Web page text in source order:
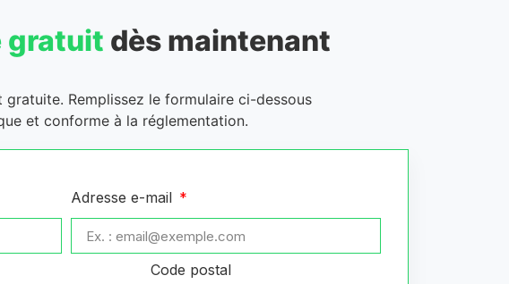
gratuit dès maintenant
gratuite. Remplissez le formulaire ci-dessous
et conforme à la réglementation.
Adresse e-mail
Code postal